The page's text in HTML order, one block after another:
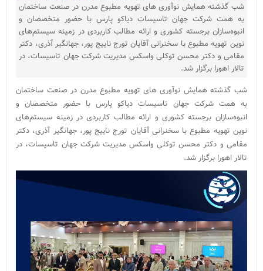
شب گذشته همایش نوآوری های تهویه مطبوع مدرن در صنعت ساختمان
به همت شرکت جهان تاسیسات دیاکو پارس با حضور متخصصان و
انبوه‌سازان برجسته کشوری و ارائه مطالب کاربردی در زمینه سیستم‌های
نوین تهویه مطبوع با سخنرانی آقایان تورج ناییج پور، جهانگیر آذری، دکتر
مقامی و دکتر محسن توکلی واسکس مدیریت شرکت جهان تاسیسات، در
تالار اهورا برگزار شد.
شب گذشته همایش نوآوری های تهویه مطبوع مدرن در صنعت ساختمان
به همت شرکت جهان تاسیسات دیاکو پارس با حضور متخصصان و
انبوه‌سازان برجسته کشوری و ارائه مطالب کاربردی در زمینه سیستم‌های
نوین تهویه مطبوع با سخنرانی آقایان تورج ناییج پور، جهانگیر آذری، دکتر
مقامی و دکتر محسن توکلی واسکس مدیریت شرکت جهان تاسیسات، در
تالار اهورا برگزار شد.
نمایشگر
ویدیو